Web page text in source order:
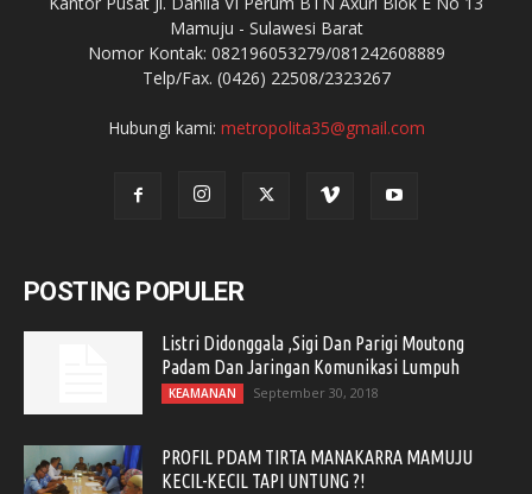
Mamuju - Sulawesi Barat
Nomor Kontak: 082196053279/081242608889
Telp/Fax. (0426) 22508/2323267
Hubungi kami: metropolita35@gmail.com
POSTING POPULER
Listri Didonggala ,Sigi Dan Parigi Moutong
Padam Dan Jaringan Komunikasi Lumpuh
KEAMANAN September 30, 2018
PROFIL PDAM TIRTA MANAKARRA MAMUJU
KECIL-KECIL TAPI UNTUNG ?!